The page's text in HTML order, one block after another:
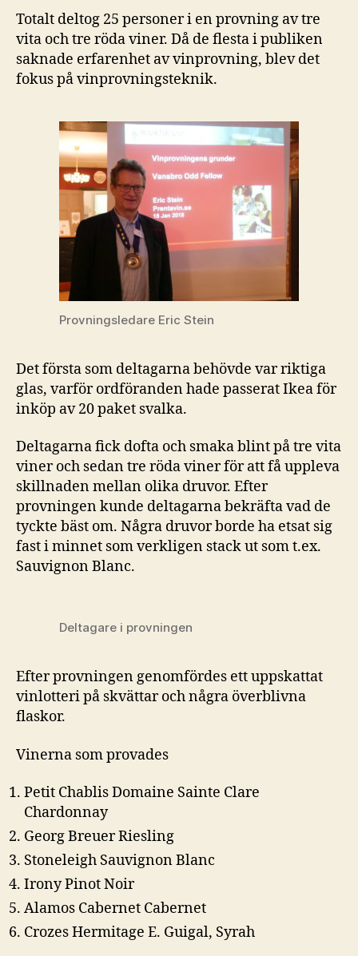
Totalt deltog 25 personer i en provning av tre
vita och tre röda viner. Då de flesta i publiken
saknade erfarenhet av vinprovning, blev det
fokus på vinprovningsteknik.
Provningsledare Eric Stein
Det första som deltagarna behövde var riktiga
glas, varför ordföranden hade passerat Ikea för
inköp av 20 paket svalka.
Deltagarna fick dofta och smaka blint på tre vita
viner och sedan tre röda viner för att få uppleva
skillnaden mellan olika druvor. Efter
provningen kunde deltagarna bekräfta vad de
tyckte bäst om. Några druvor borde ha etsat sig
fast i minnet som verkligen stack ut som t.ex.
Sauvignon Blanc.
Deltagare i provningen
Efter provningen genomfördes ett uppskattat
vinlotteri på skvättar och några överblivna
flaskor.
Vinerna som provades
Petit Chablis Domaine Sainte Clare
Chardonnay
Georg Breuer Riesling
Stoneleigh Sauvignon Blanc
Irony Pinot Noir
Alamos Cabernet Cabernet
Crozes Hermitage E. Guigal, Syrah